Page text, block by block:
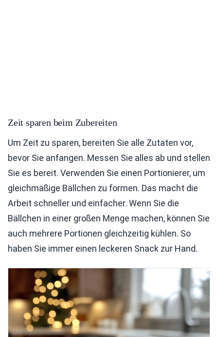
Zeit sparen beim Zubereiten
Um Zeit zu sparen, bereiten Sie alle Zutaten vor,
bevor Sie anfangen. Messen Sie alles ab und stellen
Sie es bereit. Verwenden Sie einen Portionierer, um
gleichmäßige Bällchen zu formen. Das macht die
Arbeit schneller und einfacher. Wenn Sie die
Bällchen in einer großen Menge machen, können Sie
auch mehrere Portionen gleichzeitig kühlen. So
haben Sie immer einen leckeren Snack zur Hand.